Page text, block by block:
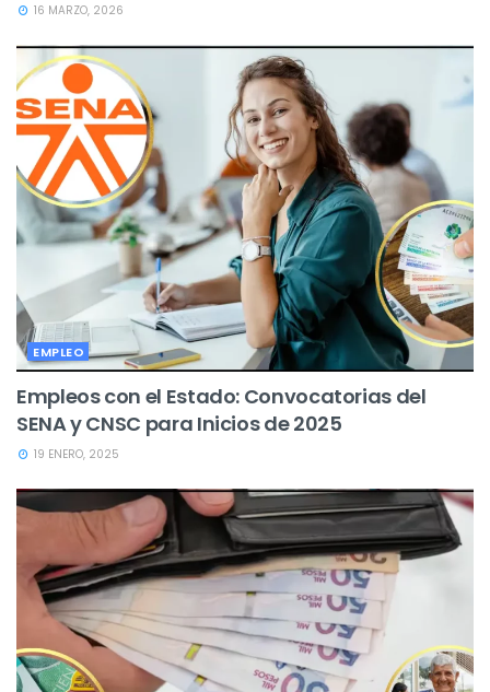
16 MARZO, 2026
EMPLEO
Empleos con el Estado: Convocatorias del
SENA y CNSC para Inicios de 2025
19 ENERO, 2025